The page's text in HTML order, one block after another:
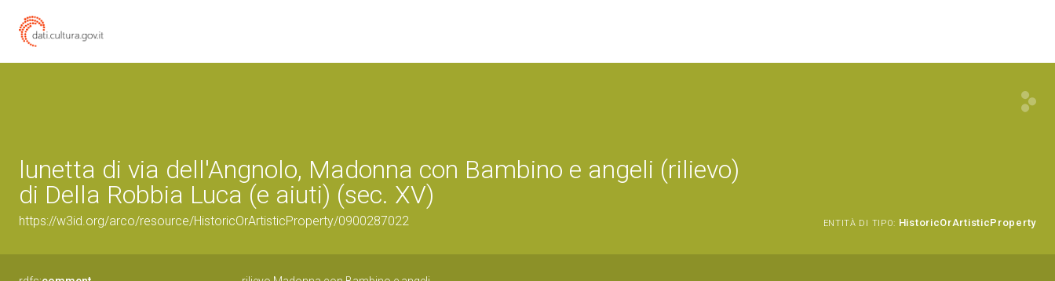
lunetta di via dell'Angnolo, Madonna con Bambino e angeli (rilievo)
di Della Robbia Luca (e aiuti) (sec. XV)
https://w3id.org/arco/resource/HistoricOrArtisticProperty/0900287022 ENTITÀ DI TIPO: HistoricOrArtisticProperty